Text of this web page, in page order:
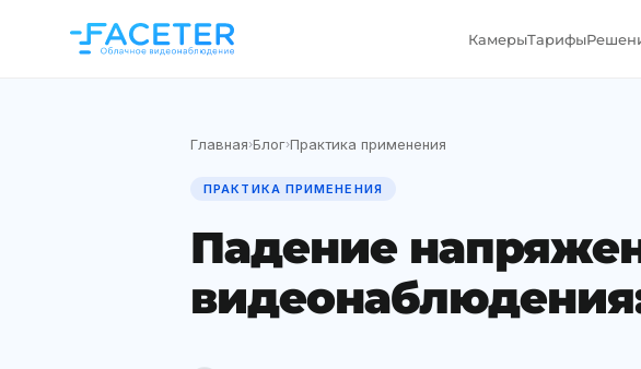
КамерыТарифы
Главная›Блог›Практика применения
ПРАКТИКА ПРИМЕНЕНИЯ
Падение